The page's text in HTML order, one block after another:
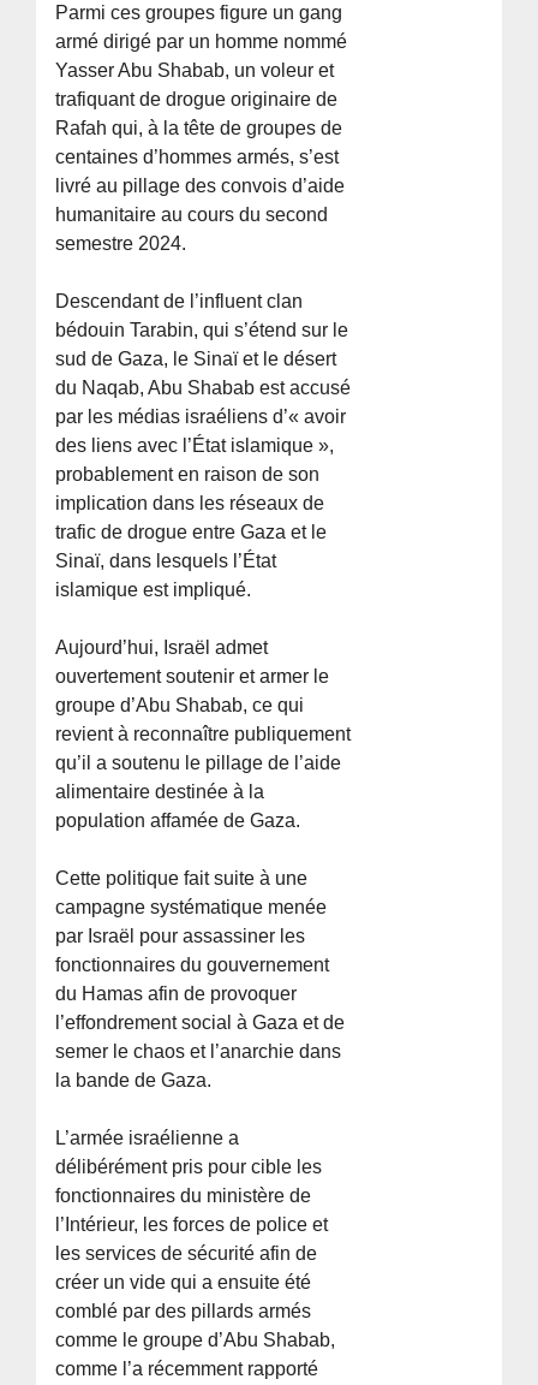
Parmi ces groupes figure un gang
armé dirigé par un homme nommé
Yasser Abu Shabab, un voleur et
trafiquant de drogue originaire de
Rafah qui, à la tête de groupes de
centaines d’hommes armés, s’est
livré au pillage des convois d’aide
humanitaire au cours du second
semestre 2024.
Descendant de l’influent clan
bédouin Tarabin, qui s’étend sur le
sud de Gaza, le Sinaï et le désert
du Naqab, Abu Shabab est accusé
par les médias israéliens d’« avoir
des liens avec l’État islamique »,
probablement en raison de son
implication dans les réseaux de
trafic de drogue entre Gaza et le
Sinaï, dans lesquels l’État
islamique est impliqué.
Aujourd’hui, Israël admet
ouvertement soutenir et armer le
groupe d’Abu Shabab, ce qui
revient à reconnaître publiquement
qu’il a soutenu le pillage de l’aide
alimentaire destinée à la
population affamée de Gaza.
Cette politique fait suite à une
campagne systématique menée
par Israël pour assassiner les
fonctionnaires du gouvernement
du Hamas afin de provoquer
l’effondrement social à Gaza et de
semer le chaos et l’anarchie dans
la bande de Gaza.
L’armée israélienne a
délibérément pris pour cible les
fonctionnaires du ministère de
l’Intérieur, les forces de police et
les services de sécurité afin de
créer un vide qui a ensuite été
comblé par des pillards armés
comme le groupe d’Abu Shabab,
comme l’a récemment rapporté